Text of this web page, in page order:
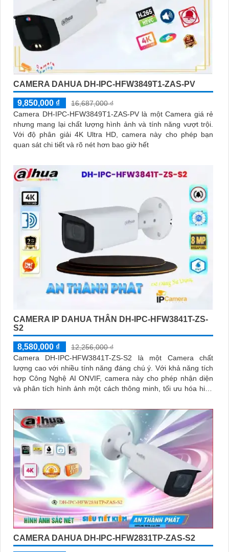
CAMERA DAHUA DH-IPC-HFW3849T1-ZAS-PV
9,850,000 ₫
16,687,000 ₫
Camera DH-IPC-HFW3849T1-ZAS-PV là một Camera giá rẻ
nhưng mang lại chất lượng hình ảnh và tính năng vượt trội.
Với độ phân giải 4K Ultra HD, camera này cho phép bạn
quan sát chi tiết và rõ nét hơn bao giờ hết
CAMERA IP DAHUA THÂN DH-IPC-HFW3841T-ZS-
S2
8,580,000 ₫
12,256,000 ₫
Camera DH-IPC-HFW3841T-ZS-S2 là một Camera chất
lượng cao với nhiều tính năng đáng chú ý. Với khả năng tích
hợp Công Nghệ AI ONVIF, camera này cho phép nhận diện
và phân tích hình ảnh một cách thông minh, tối ưu hóa hiệu
CAMERA DAHUA DH-IPC-HFW2831TP-ZAS-S2